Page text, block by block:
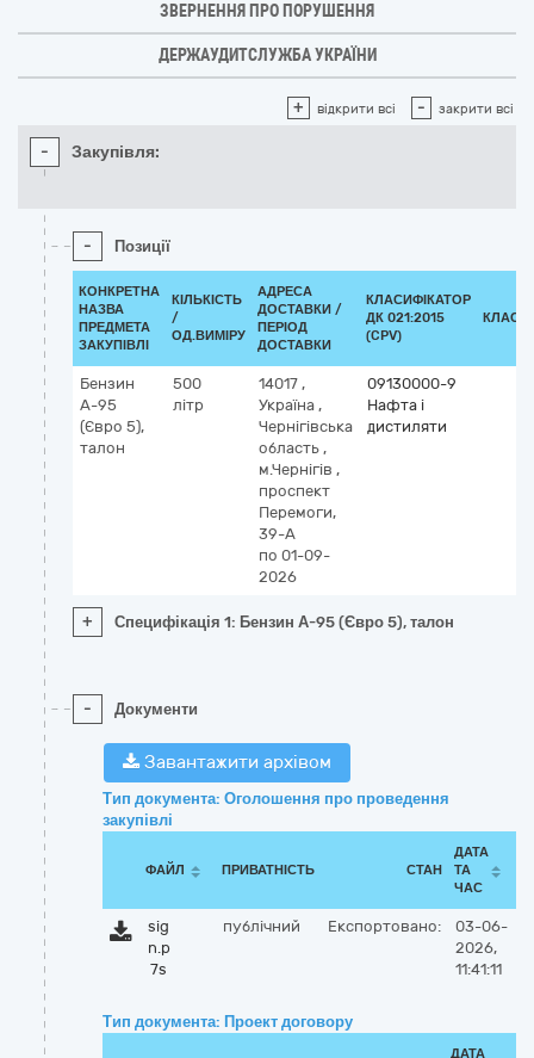
ЗВЕРНЕННЯ ПРО ПОРУШЕННЯ
ДЕРЖАУДИТСЛУЖБА УКРАЇНИ
+ відкрити всі - закрити всі
- Закупівля:
- Позиції
КОНКРЕТНА
НАЗВА
ПРЕДМЕТА
ЗАКУПІВЛІ
КІЛЬКІСТЬ
/
ОД.ВИМІРУ
АДРЕСА
ДОСТАВКИ /
ПЕРІОД
ДОСТАВКИ
КЛАСИФІКАТОР
ДК 021:2015
(CPV)
Бензин
А-95
(Євро 5),
талон
500
літр
14017 ,
Україна ,
Чернігівська
область ,
м.Чернігів ,
проспект
Перемоги,
39-А
по 01-09-
2026
09130000-9
Нафта і
дистиляти
+ Специфікація 1: Бензин А-95 (Євро 5), талон
- Документи
Завантажити архівом
Тип документа: Оголошення про проведення
закупівлі
ФАЙЛ ПРИВАТНІСТЬ СТАН
ДАТА
ТА
ЧАС
sig
n.p
7s
публічний Експортовано:
03-06-
2026,
11:41:11
Тип документа: Проект договору
ДАТА